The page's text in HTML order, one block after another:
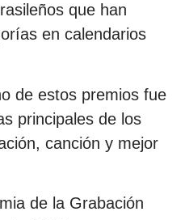
que han
en calendarios
de estos premios fue
principales de los
canción y mejor
de la Grabación